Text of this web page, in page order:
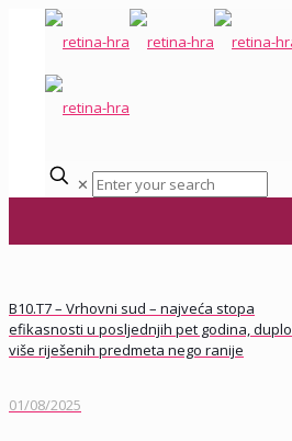
✕
B10.T7 – Vrhovni sud – najveća stopa
efikasnosti u posljednjih pet godina, duplo
više riješenih predmeta nego ranije
01/08/2025